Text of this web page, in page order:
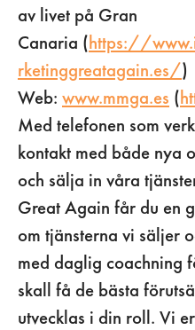
av livet på Gran
Canaria (https://
rketinggreatagain.es/)
Web: www.mmga.es (
Med telefonen som
kontakt med både nya
och sälja in våra
Great Again får du en
om tjänsterna vi säljer
med daglig coachning
skall få de bästa
utvecklas i din roll. Vi